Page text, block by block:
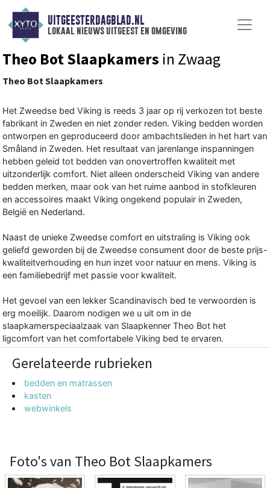
UITGEESTERDAGBLAD.NL
lokaal nieuws uitgeest en omgeving
Theo Bot Slaapkamers in Zwaag
Theo Bot Slaapkamers
Het Zweedse bed Viking is reeds 3 jaar op rij verkozen tot beste
fabrikant in Zweden en niet zonder reden. Viking bedden worden
ontworpen en geproduceerd door ambachtslieden in het hart van
Småland in Zweden. Het resultaat van jarenlange inspanningen
hebben geleid tot bedden van onovertroffen kwaliteit met
uitzonderlijk comfort. Niet alleen onderscheid Viking van andere
bedden merken, maar ook van het ruime aanbod in stofkleuren
en accessoires maakt Viking ongekend populair in Zweden,
België en Nederland.
Naast de unieke Zweedse comfort en uitstraling is Viking ook
geliefd geworden bij de Zweedse consument door de beste prijs-
kwaliteitverhouding en hun inzet voor natuur en mens. Viking is
een familiebedrijf met passie voor kwaliteit.
Het gevoel van een lekker Scandinavisch bed te verwoorden is
erg moeilijk. Daarom nodigen we u uit om in de
slaapkamerspeciaalzaak van Slaapkenner Theo Bot het
ligcomfort van het comfortabele Viking bed te ervaren.
Gerelateerde rubrieken
bedden en matrassen
kasten
webwinkels
Foto's van Theo Bot Slaapkamers